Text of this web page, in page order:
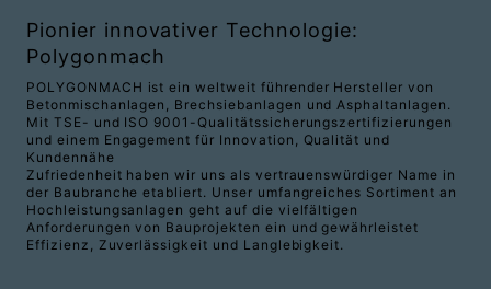
Pionier innovativer Technologie:
Polygonmach
POLYGONMACH ist ein weltweit führender Hersteller von
Betonmischanlagen, Brechsiebanlagen und Asphaltanlagen.
Mit TSE- und ISO 9001-Qualitätssicherungszertifizierungen
und einem Engagement für Innovation, Qualität und
Kundennähe
Zufriedenheit haben wir uns als vertrauenswürdiger Name in
der Baubranche etabliert. Unser umfangreiches Sortiment an
Hochleistungsanlagen geht auf die vielfältigen
Anforderungen von Bauprojekten ein und gewährleistet
Effizienz, Zuverlässigkeit und Langlebigkeit.